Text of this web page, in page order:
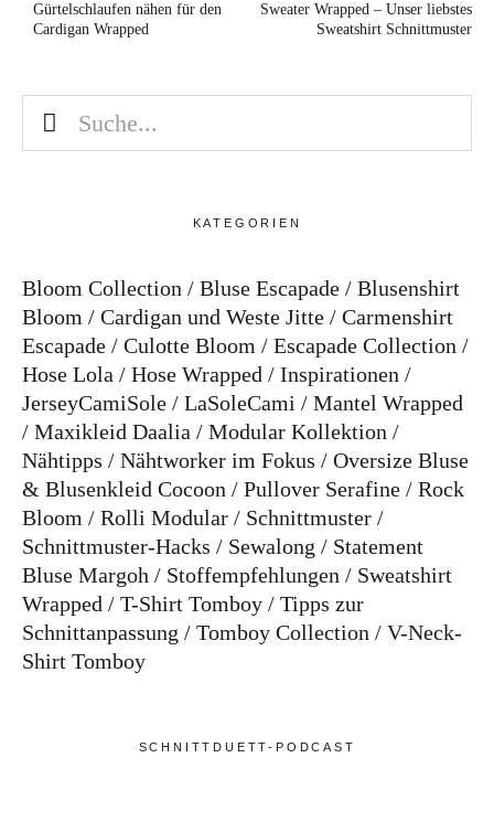
Gürtelschlaufen nähen für den
Cardigan Wrapped
Sweater Wrapped – Unser liebstes
Sweatshirt Schnittmuster
KATEGORIEN
Bloom Collection Bluse Escapade
Blusenshirt
Bloom
Cardigan und Weste Jitte
Carmenshirt
Escapade
Culotte Bloom
Escapade Collection
Hose Lola
Hose Wrapped
Inspirationen
JerseyCamiSole
LaSoleCami
Mantel Wrapped
Maxikleid Daalia
Modular Kollektion
Nähtipps
Nähtworker im Fokus
Oversize Bluse
& Blusenkleid Cocoon
Pullover Serafine
Rock
Bloom
Rolli Modular
Schnittmuster
Schnittmuster-Hacks
Sewalong
Statement
Bluse Margoh
Stoffempfehlungen
Sweatshirt
Wrapped
T-Shirt Tomboy
Tipps zur
Schnittanpassung
Tomboy Collection
V-Neck-
Shirt Tomboy
SCHNITTDUETT-PODCAST